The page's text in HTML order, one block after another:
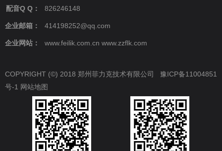
配音Q Q： 826246148
企业邮箱： 414198252@qq.com
企业网站： www.feilik.com.cn www.zzflk.com
COPYRIGHT (©) 2018 郑州菲力克技术有限公司 豫ICP备11004851
号-1 网站地图